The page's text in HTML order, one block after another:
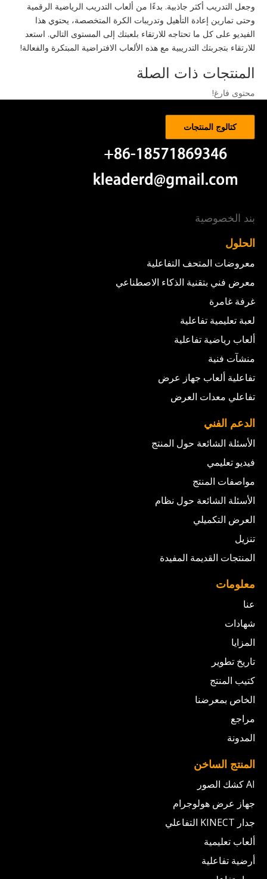
وجعل التدريب أكثر جاذبية. بدءًا من ألعاب التدريب الرياضية الرقمية
وحتى تمارين إعادة التأهيل وتدريبات الكرة المتخصصة، يحتوي هذا
الفيديو على كل ما تحتاجه للارتقاء بلعبتك إلى المستوى التالي. استعد
للارتقاء بتجربتك التدريبية مع هذه الألعاب الافتراضية المبتكرة والفعالة!
المنتجات ذات الصلة
محتوى فارغ!
كتالوج المنتجات
بند الخصوصية
الحلول
معروضات المتحف التفاعلية
معرض فني بتقنية الذكاء الاصطناعي
غرفة غامرة
لعبة تعليمية تفاعلية
ألعاب رياضية تفاعلية
منشآت فنية
تفاعلية ألعاب جهاز عرض
تفاعلي معدات العرض
الدعم الفني
الأسئلة الشائعة حول المنتج
فيديو تعليمي
مواصفات المنتج
الأسئلة الشائعة حول نظام
العرض التكميلي
تنزيل
المنتجات القديمة المفيدة
معلومات
عنا
شهادات
المزايا
تاريخ تطوير
كتيب المنتج
الخاص بمعرضنا
مراجع
المدونة
المنتج الساخن
AI كشك الصور
جهاز عرض هولوجرام
جدار KINECT التفاعلي
ألعاب تعليمية
أرضية تفاعلية